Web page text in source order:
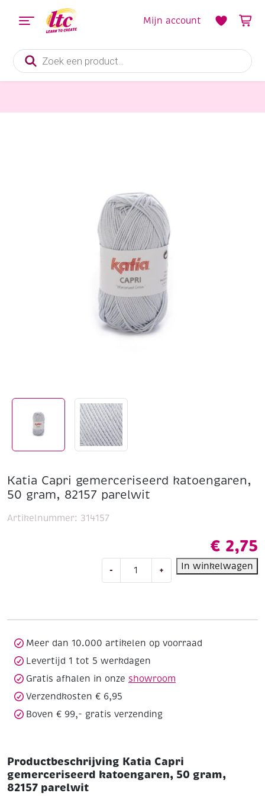
Producten
zoeken
Mijn account
Katia Capri gemerceriseerd katoengaren,
50 gram, 82157 parelwit
€ 2,75
-
82157
+ In winkelwagen
Artikelnummer: 314157
Meer dan 10.000 artikelen op voorraad
Levertijd 1 tot 5 werkdagen
Gratis afhalen in onze showroom
Verzendkosten € 6,95
Boven € 99,- gratis verzending
Productbeschrijving Katia Capri
gemerceriseerd katoengaren, 50 gram,
82157 parelwit